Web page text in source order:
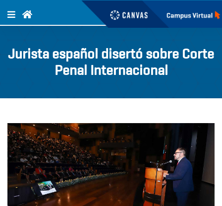
Jurista español disertó sobre Corte
Penal Internacional